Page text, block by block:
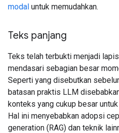
modal untuk memudahkan.
Teks panjang
Teks telah terbukti menjadi
mendasari sebagian besar
Seperti yang disebutkan
batasan praktis LLM
konteks yang cukup besar
Hal ini menyebabkan adopsi
generation (RAG) dan teknik